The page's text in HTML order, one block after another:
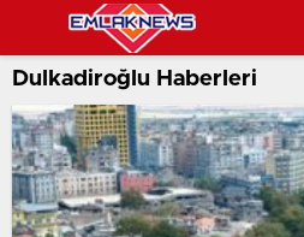
Dulkadiroğlu Haberleri